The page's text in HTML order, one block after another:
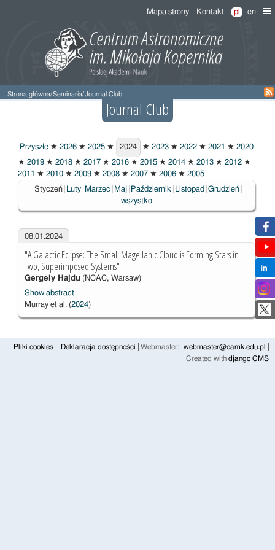
Mapa strony Kontakt pl en
Strona główna/Seminaria/Journal Club
Journal Club
Przyszłe ★ 2026 ★ 2025 ★
2024
2024 ★ 2023 ★ 2022 ★ 2021 ★ 2020
★ 2019 ★ 2018 ★ 2017 ★ 2016 ★ 2015 ★ 2014 ★ 2013 ★ 2012 ★
2011 ★ 2010 ★ 2009 ★ 2008 ★ 2007 ★ 2006 ★ 2005
Wybrane
Styczeń Luty Marzec Maj Październik Listopad Grudzień
wszystko
08.01.2024
"A Galactic Eclipse: The Small Magellanic Cloud is Forming Stars in
Two, Superimposed Systems"
Gergely Hajdu(NCAC, Warsaw)
Show abstract
Murray et al. (2024)
Pliki cookies Deklaracja dostępności Webmaster:
webmaster@camk.edu.pl
Created with django CMS